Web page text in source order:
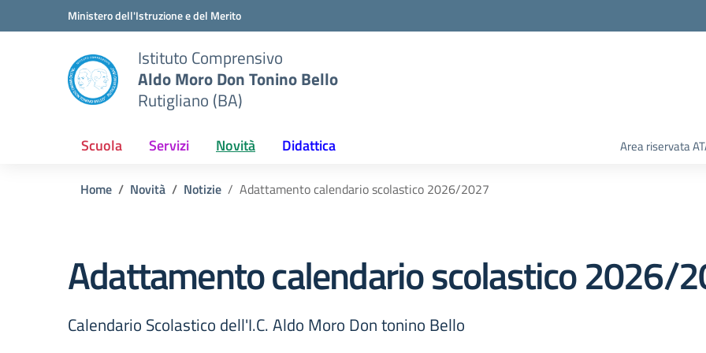
Vai ai contenuti
Vai al menu di navigazioneMinistero dell'Istruzione e del Merito
Istituto Comprensivo
Aldo Moro Don Tonino Bello
Rutigliano (BA)
Scuola Servizi Novità Didattica Area riservata
Home Novità Notizie Adattamento calendario scolastico 2026/2027
Adattamento calendario scolastico 2026/
Calendario Scolastico dell'I.C. Aldo Moro Don tonino Bello